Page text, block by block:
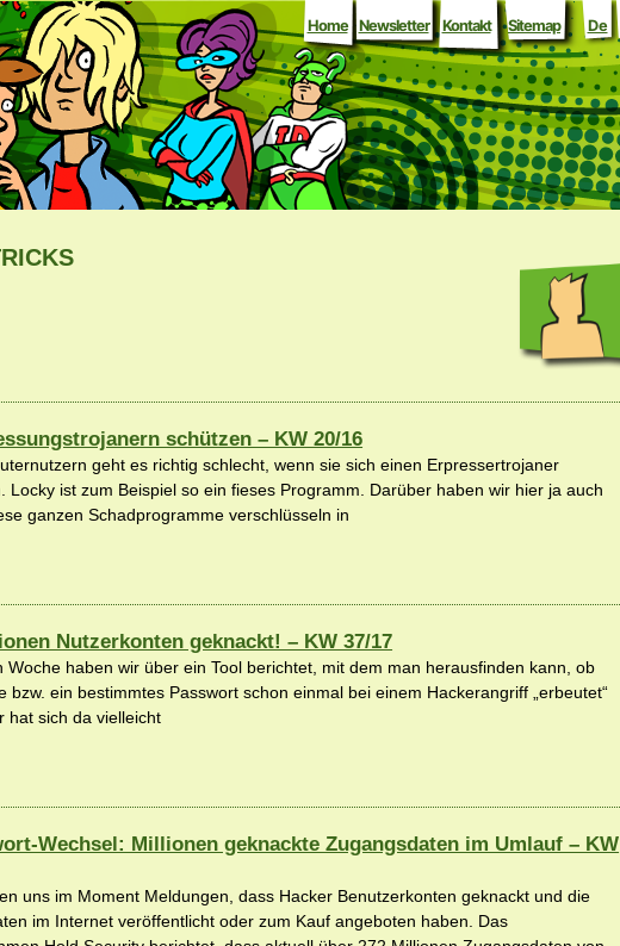
De
Home Newsletter Kontakt Sitemap
schützen – KW 20/16
geht es richtig schlecht, wenn sie sich einen Erpressertrojaner
Locky ist zum Beispiel so ein fieses Programm. Darüber haben wir hier ja auch
ganzen Schadprogramme verschlüsseln in
Nutzerkonten geknackt! – KW 37/17
Woche haben wir über ein Tool berichtet, mit dem man herausfinden kann, ob
bzw. ein bestimmtes Passwort schon einmal bei einem Hackerangriff „erbeutet“
hat sich da vielleicht
Wechsel: Millionen geknackte Zugangsdaten im Umlauf – KW
uns im Moment Meldungen, dass Hacker Benutzerkonten geknackt und die
im Internet veröffentlicht oder zum Kauf angeboten haben. Das